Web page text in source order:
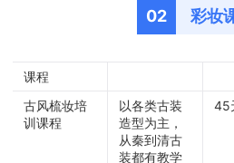
02 彩妆
课程
古风梳妆培
训课程
以各类古装
造型为主，
从秦到清古
装都有教学
45